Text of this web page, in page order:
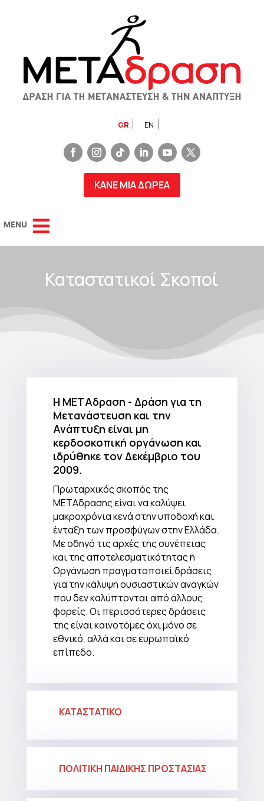
GR EN
ΚΑΝΕ ΜΙΑ ΔΩΡΕΑ
Καταστατικοί Σκοποί
Η ΜΕΤΑδραση - Δράση για τη
Μετανάστευση και την
Ανάπτυξη είναι μη
κερδοσκοπική οργάνωση και
ιδρύθηκε τον Δεκέμβριο του
2009.
Πρωταρχικός σκοπός της
ΜΕΤΑδρασης είναι να καλύψει
μακροχρόνια κενά στην υποδοχή και
ένταξη των προσφύγων στην Ελλάδα.
Με οδηγό τις αρχές της συνέπειας
και της αποτελεσματικότητας η
Οργάνωση πραγματοποιεί δράσεις
για την κάλυψη ουσιαστικών αναγκών
που δεν καλύπτονται από άλλους
φορείς. Οι περισσότερες δράσεις
της είναι καινοτόμες όχι μόνο σε
εθνικό, αλλά και σε ευρωπαϊκό
επίπεδο.
ΚΑΤΑΣΤΑΤΙΚΟ
ΠΟΛΙΤΙΚΗ ΠΑΙΔΙΚΗΣ ΠΡΟΣΤΑΣΙΑΣ